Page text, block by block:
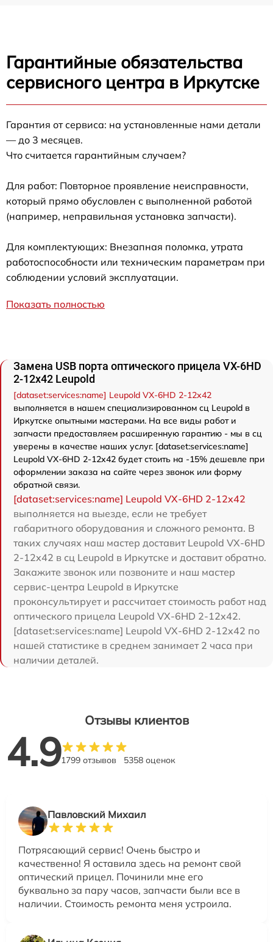
Гарантийные обязательства
сервисного центра в Иркутске
Гарантия от сервиса: на установленные нами детали
— до 3 месяцев.
Что считается гарантийным случаем?
Для работ: Повторное проявление неисправности,
который прямо обусловлен с выполненной работой
(например, неправильная установка запчасти).
Для комплектующих: Внезапная поломка, утрата
работоспособности или техническим параметрам при
соблюдении условий эксплуатации.
Показать полностью
Замена USB порта оптического прицела VX-6HD
2-12x42 Leupold
[dataset:services:name] Leupold VX-6HD 2-12x42
выполняется в нашем специализированном сц Leupold в
Иркутске опытными мастерами. На все виды работ и
запчасти предоставляем расширенную гарантию - мы в сц
уверены в качестве наших услуг. [dataset:services:name]
Leupold VX-6HD 2-12x42 будет стоить на -15% дешевле при
оформлении заказа на сайте через звонок или форму
обратной связи.
[dataset:services:name] Leupold VX-6HD 2-12x42
выполняется на выезде, если не требует
габаритного оборудования и сложного ремонта. В
таких случаях наш мастер доставит Leupold VX-6HD
2-12x42 в сц Leupold в Иркутске и доставит обратно.
Закажите звонок или позвоните и наш мастер
сервис-центра Leupold в Иркутске
проконсультирует и рассчитает стоимость работ над
оптического прицела Leupold VX-6HD 2-12x42.
[dataset:services:name] Leupold VX-6HD 2-12x42 по
нашей статистике в среднем занимает 2 часа при
наличии деталей.
Отзывы клиентов
4.91799 отзывов 5358 оценок
Павловский Михаил
Потрясающий сервис! Очень быстро и
качественно! Я оставила здесь на ремонт свой
оптический прицел. Починили мне его
буквально за пару часов, запчасти были все в
наличии. Стоимость ремонта меня устроила.